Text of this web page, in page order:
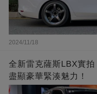
2024/11/18
全新雷克薩斯LBX實
盡顯豪華緊湊魅力！